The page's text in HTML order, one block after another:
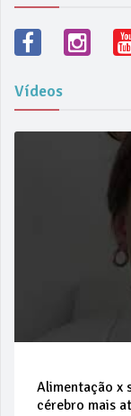
Vídeos
Alimentação x
cérebro mais